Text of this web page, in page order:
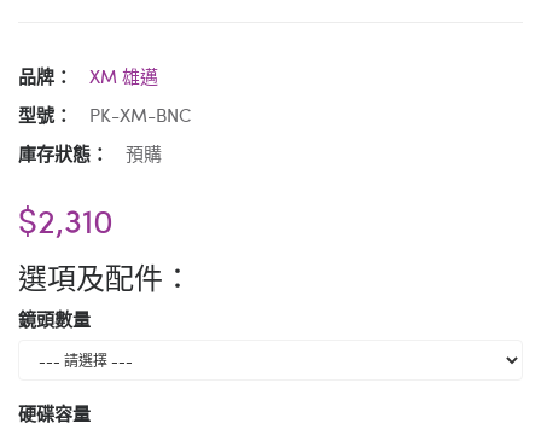
品牌：
XM 雄邁
型號：
PK-XM-BNC
庫存狀態：
預購
$2,310
選項及配件：
鏡頭數量
硬碟容量